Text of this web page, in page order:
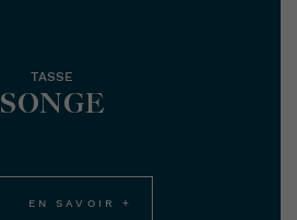
TASSE
SONGE
EN SAVOIR +